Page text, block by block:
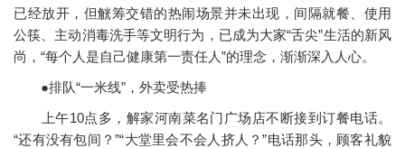
已经放开，但觥筹交错的热闹场景并未出现，间隔就餐、使用
公筷、主动消毒洗手等文明行为，已成为大家“舌尖”生活的新风
尚，“每个人是自己健康第一责任人”的理念，渐渐深入人心。
●排队“一米线”，外卖受热捧
上午10点多，解家河南菜名门广场店不断接到订餐电话。
“还有没有包间？”“大堂里会不会人挤人？”电话那头，顾客礼貌